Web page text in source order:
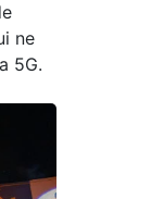
ne
5G.